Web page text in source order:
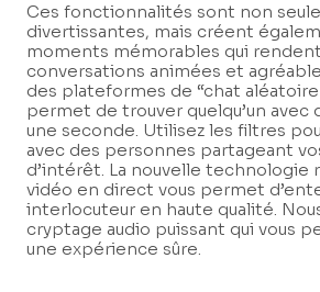
Ces fonctionnalités sont non
divertissantes, mais créent
moments mémorables qui
conversations animées et
des plateformes de “chat aléatoire
permet de trouver quelqu’un avec
une seconde. Utilisez les filtres
avec des personnes partageant
d’intérêt. La nouvelle technologie
vidéo en direct vous permet
interlocuteur en haute qualité.
cryptage audio puissant qui vous
une expérience sûre.